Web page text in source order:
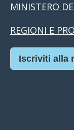
MINISTERO
REGIONI E
Iscriviti alla